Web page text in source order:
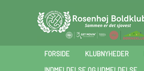
FORSIDE KLUBNYHEDER